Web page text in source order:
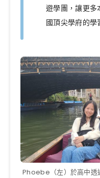
遊學團，讓更多
國頂尖學府的學
Phoebe（左）於高中透